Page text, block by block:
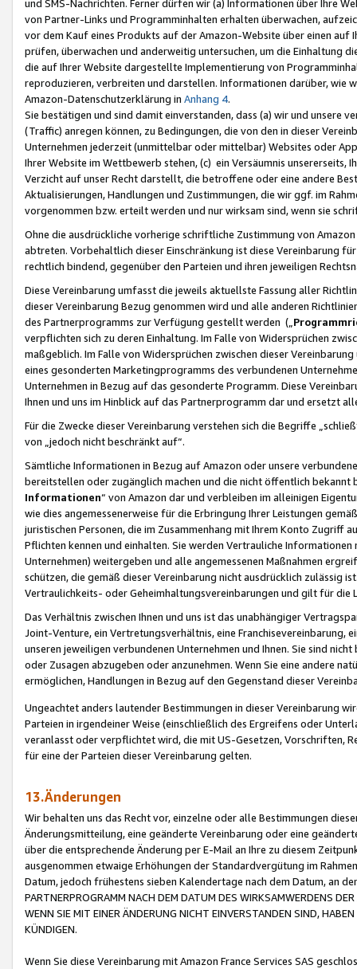
und SMS-Nachrichten. Ferner dürfen wir (a) Informationen über Ihre
von Partner-Links und Programminhalten erhalten überwachen,
vor dem Kauf eines Produkts auf der Amazon-Website über einen
prüfen, überwachen und anderweitig untersuchen, um die Einhaltung
die auf Ihrer Website dargestellte Implementierung von
reproduzieren, verbreiten und darstellen. Informationen darüber, wie
Amazon-Datenschutzerklärung in Anhang 4.
Sie bestätigen und sind damit einverstanden, dass (a) wir und
(Traffic) anregen können, zu Bedingungen, die von den in dieser
Unternehmen jederzeit (unmittelbar oder mittelbar) Websites oder
Ihrer Website im Wettbewerb stehen, (c) ein Versäumnis unsererseits,
Verzicht auf unser Recht darstellt, die betroffene oder eine andere
Aktualisierungen, Handlungen und Zustimmungen, die wir ggf. im
vorgenommen bzw. erteilt werden und nur wirksam sind, wenn sie
Ohne die ausdrückliche vorherige schriftliche Zustimmung von
abtreten. Vorbehaltlich dieser Einschränkung ist diese Vereinbarung
rechtlich bindend, gegenüber den Parteien und ihren jeweiligen
Diese Vereinbarung umfasst die jeweils aktuellste Fassung aller
dieser Vereinbarung Bezug genommen wird und alle anderen
des Partnerprogramms zur Verfügung gestellt werden („
verpflichten sich zu deren Einhaltung. Im Falle von Widersprüchen
maßgeblich. Im Falle von Widersprüchen zwischen dieser
eines gesonderten Marketingprogramms des verbundenen
Unternehmen in Bezug auf das gesonderte Programm. Diese
Ihnen und uns im Hinblick auf das Partnerprogramm dar und ersetzt
Für die Zwecke dieser Vereinbarung verstehen sich die Begriffe
von „jedoch nicht beschränkt auf“.
Sämtliche Informationen in Bezug auf Amazon oder unsere
bereitstellen oder zugänglich machen und die nicht öffentlich
Informationen“ von Amazon dar und verbleiben im alleinigen
wie dies angemessenerweise für die Erbringung Ihrer Leistungen
juristischen Personen, die im Zusammenhang mit Ihrem Konto
Pflichten kennen und einhalten. Sie werden Vertrauliche
Unternehmen) weitergeben und alle angemessenen Maßnahmen
schützen, die gemäß dieser Vereinbarung nicht ausdrücklich zulässig
Vertraulichkeits- oder Geheimhaltungsvereinbarungen und gilt für die
Das Verhältnis zwischen Ihnen und uns ist das unabhängiger
Joint-Venture, ein Vertretungsverhältnis, eine Franchisevereinbarung,
unseren jeweiligen verbundenen Unternehmen und Ihnen. Sie sind
oder Zusagen abzugeben oder anzunehmen. Wenn Sie eine andere
ermöglichen, Handlungen in Bezug auf den Gegenstand dieser
Ungeachtet anders lautender Bestimmungen in dieser Vereinbarung
Parteien in irgendeiner Weise (einschließlich des Ergreifens oder
veranlasst oder verpflichtet wird, die mit US-Gesetzen, Vorschriften,
für eine der Parteien dieser Vereinbarung gelten.
13.Änderungen
Wir behalten uns das Recht vor, einzelne oder alle Bestimmungen
Änderungsmitteilung, eine geänderte Vereinbarung oder eine
über die entsprechende Änderung per E-Mail an Ihre zu diesem
ausgenommen etwaige Erhöhungen der Standardvergütung im
Datum, jedoch frühestens sieben Kalendertage nach dem Datum, an
PARTNERPROGRAMM NACH DEM DATUM DES WIRKSAMWERDENS
WENN SIE MIT EINER ÄNDERUNG NICHT EINVERSTANDEN SIND,
KÜNDIGEN.
Wenn Sie diese Vereinbarung mit Amazon France Services SAS